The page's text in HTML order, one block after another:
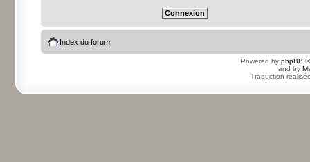
Index du forum
Powered by phpBB
and by
Traduction